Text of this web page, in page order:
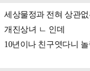
세상물정과 전혀 상관
개진상녀 ㄴ 인데
10년이나 친구엿다니